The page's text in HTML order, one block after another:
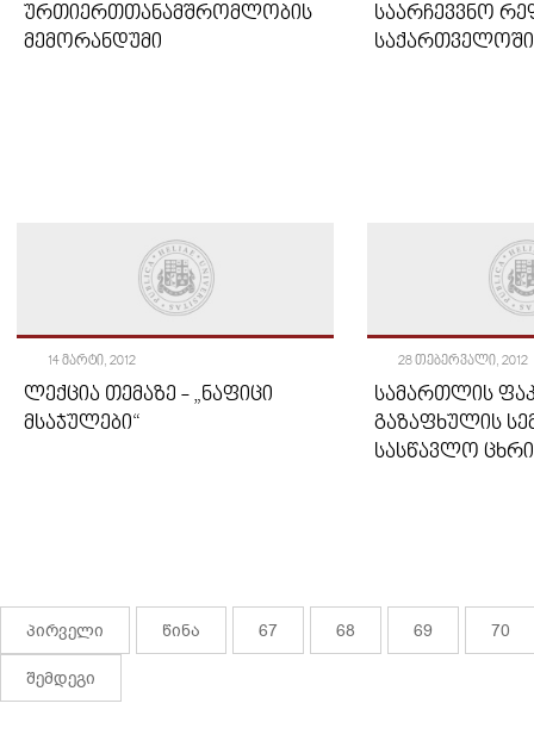
ᲣᲠᲗᲘᲔᲠᲗᲗᲐᲜᲐᲛᲨᲠᲝᲛᲚᲝᲑᲘᲡ
ᲛᲔᲛᲝᲠᲐᲜᲓᲣᲛᲘ
ᲡᲐᲐᲠᲩᲔᲕᲕᲜᲝ
ᲡᲐᲥᲐᲠᲗᲕᲔᲚᲝᲨᲘ
14 ᲛᲐᲠᲢᲘ, 2012
ᲚᲔᲥᲪᲘᲐ ᲗᲔᲛᲐᲖᲔ - „ᲜᲐᲤᲘᲪᲘ
ᲛᲡᲐᲯᲣᲚᲔᲑᲘ“
28 ᲗᲔᲑᲔᲠᲕᲐᲚᲘ, 2012
ᲡᲐᲛᲐᲠᲗᲚᲘᲡ
ᲒᲐᲖᲐᲤᲮᲣᲚᲘᲡ
ᲡᲐᲡᲬᲐᲕᲚᲝ
პირველი წინა 67 68 69 70
შემდეგი